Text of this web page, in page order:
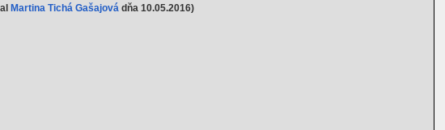
Martina Tichá Gašajová dňa 10.05.2016)